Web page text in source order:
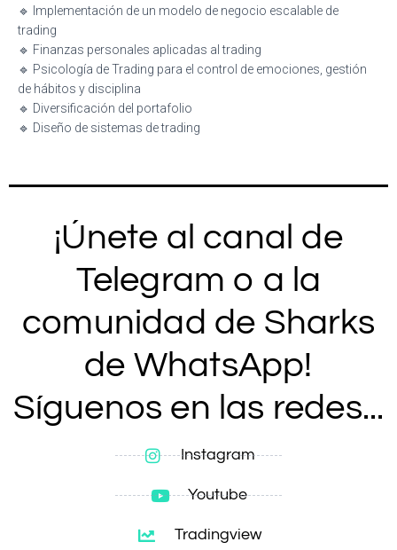
🔹 Implementación de un modelo de negocio escalable de
trading
🔹 Finanzas personales aplicadas al trading
🔹 Psicología de Trading para el control de emociones, gestión
de hábitos y disciplina
🔹 Diversificación del portafolio
🔹 Diseño de sistemas de trading
¡Únete al canal de
Telegram o a la
comunidad de Sharks
de WhatsApp!
Síguenos en las redes...
Instagram
Youtube
Tradingview